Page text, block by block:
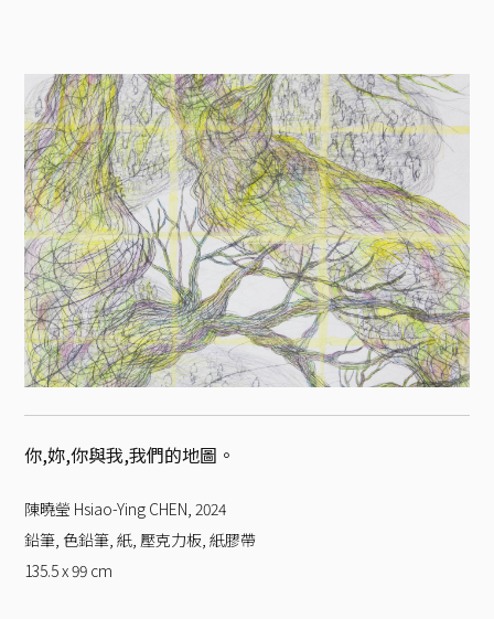
你,妳,你與我,我們的地圖。
陳曉瑩 Hsiao-Ying CHEN, 2024
鉛筆, 色鉛筆, 紙, 壓克力板, 紙膠帶
135.5 x 99 cm